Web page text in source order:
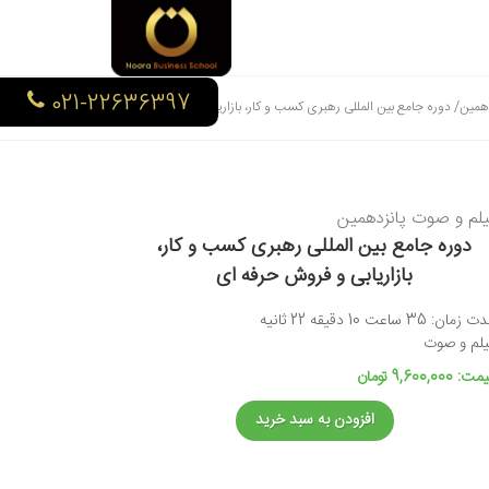
دوره جامع بین المللی رهبری کسب و کار، بازاریابی و فروش حرفه ای
و صوت پانزدهمین
دوره جامع بین المللی رهبری کسب و کار،
بازاریابی و فروش حرفه ای
35 ساعت 10 دقیقه 22 ثانیه
و صوت
تومان
افزودن به سبد خرید
021-22636397